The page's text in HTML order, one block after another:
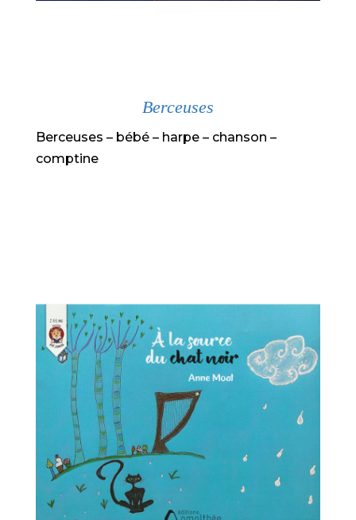
Berceuses
Berceuses – bébé – harpe – chanson –
comptine